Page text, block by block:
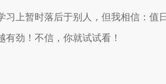
上暂时落后于别人，但我相信：值
劲！不信，你就试试看！